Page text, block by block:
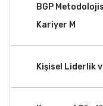
BGP
Kariyer M
Kişisel Liderlik